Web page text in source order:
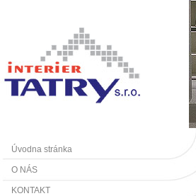
Úvodna stránka
O NÁS
KONTAKT